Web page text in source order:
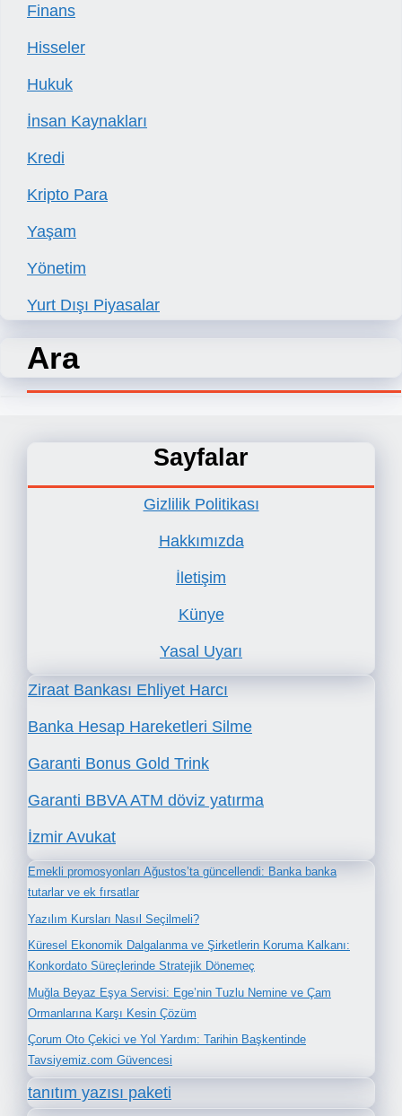
Finans
Hisseler
Hukuk
İnsan Kaynakları
Kredi
Kripto Para
Yaşam
Yönetim
Yurt Dışı Piyasalar
Ara
Sayfalar
Gizlilik Politikası
Hakkımızda
İletişim
Künye
Yasal Uyarı
Ziraat Bankası Ehliyet Harcı
Banka Hesap Hareketleri Silme
Garanti Bonus Gold Trink
Garanti BBVA ATM döviz yatırma
İzmir Avukat
Emekli promosyonları Ağustos’ta güncellendi: Banka banka
tutarlar ve ek fırsatlar
Yazılım Kursları Nasıl Seçilmeli?
Küresel Ekonomik Dalgalanma ve Şirketlerin Koruma Kalkanı:
Konkordato Süreçlerinde Stratejik Dönemeç
Muğla Beyaz Eşya Servisi: Ege’nin Tuzlu Nemine ve Çam
Ormanlarına Karşı Kesin Çözüm
Çorum Oto Çekici ve Yol Yardım: Tarihin Başkentinde
Tavsiyemiz.com Güvencesi
tanıtım yazısı paketi